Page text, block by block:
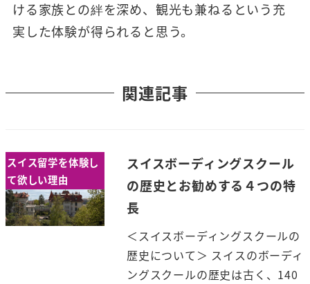
ける家族との絆を深め、観光も兼ねるという充
実した体験が得られると思う。
関連記事
スイス留学を体験し
て欲しい理由
スイスボーディングスクール
の歴史とお勧めする４つの特
長
＜スイスボーディングスクールの
歴史について＞ スイスのボーディ
ングスクールの歴史は古く、140